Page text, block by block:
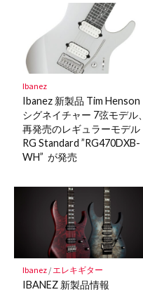
マ
ー
ク
に
保
存
Ibanez
Ibanez 新製品 Tim Henson
シグネイチャー 7弦モデル、
再発売のレギュラーモデル
RG Standard ”RG470DXB-
WH” が発売
Ibanez/エレキギター
IBANEZ 新製品情報